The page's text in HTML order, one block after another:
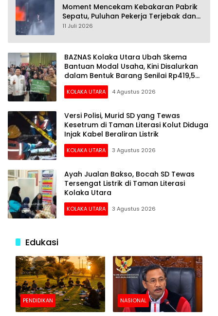
Moment Mencekam Kebakaran Pabrik
Sepatu, Puluhan Pekerja Terjebak dan
28 Orang Tewas
11 Juli 2026
BAZNAS Kolaka Utara Ubah Skema
Bantuan Modal Usaha, Kini Disalurkan
dalam Bentuk Barang Senilai Rp419,5
Juta
KOLAKA UTARA 4 Agustus 2026
Versi Polisi, Murid SD yang Tewas
Kesetrum di Taman Literasi Kolut Diduga
Injak Kabel Beraliran Listrik
KOLAKA UTARA 3 Agustus 2026
Ayah Jualan Bakso, Bocah SD Tewas
Tersengat Listrik di Taman Literasi
Kolaka Utara
KOLAKA UTARA 3 Agustus 2026
Edukasi
PENDIDIKAN NASIONAL